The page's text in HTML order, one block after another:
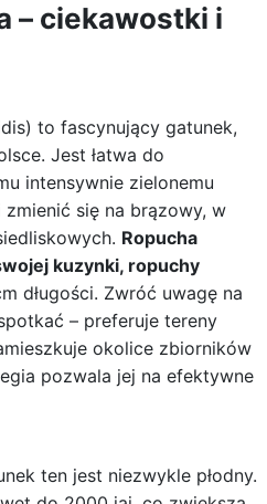
– ciekawostki i
to fascynujący gatunek,
Jest łatwa do
intensywnie zielonemu
się na brązowy, w
Ropucha
kuzynki, ropuchy
długości. Zwróć uwagę na
– preferuje tereny
okolice zbiorników
pozwala jej na efektywne
ten jest niezwykle płodny.